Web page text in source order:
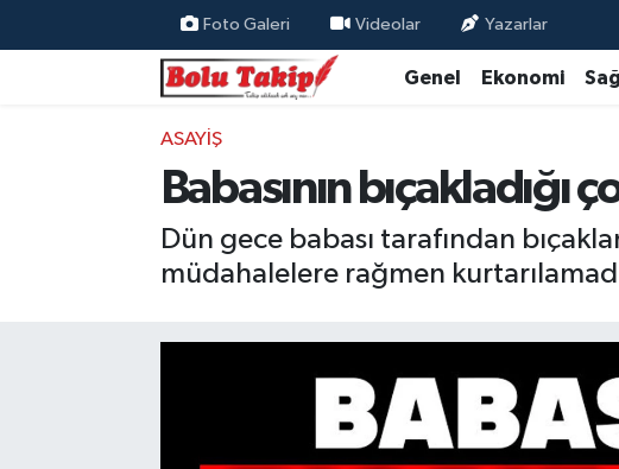
Foto Galeri Videolar Yazarlar
Genel Ekonomi
ASAYIŞ
Babasının bıçakladığı
Dün gece babası tarafından
müdahalelere rağmen